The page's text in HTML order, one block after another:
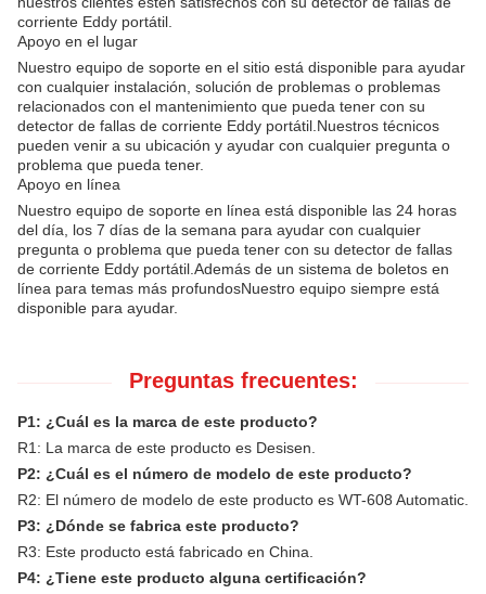
corriente Eddy portátil.
Apoyo en el lugar
Nuestro equipo de soporte en el sitio está disponible para ayudar
con cualquier instalación, solución de problemas o problemas
relacionados con el mantenimiento que pueda tener con su
detector de fallas de corriente Eddy portátil.Nuestros técnicos
pueden venir a su ubicación y ayudar con cualquier pregunta o
problema que pueda tener.
Apoyo en línea
Nuestro equipo de soporte en línea está disponible las 24 horas
del día, los 7 días de la semana para ayudar con cualquier
pregunta o problema que pueda tener con su detector de fallas
de corriente Eddy portátil.Además de un sistema de boletos en
línea para temas más profundosNuestro equipo siempre está
disponible para ayudar.
Preguntas frecuentes:
P1: ¿Cuál es la marca de este producto?
R1: La marca de este producto es Desisen.
P2: ¿Cuál es el número de modelo de este producto?
R2: El número de modelo de este producto es WT-608 Automatic.
P3: ¿Dónde se fabrica este producto?
R3: Este producto está fabricado en China.
P4: ¿Tiene este producto alguna certificación?